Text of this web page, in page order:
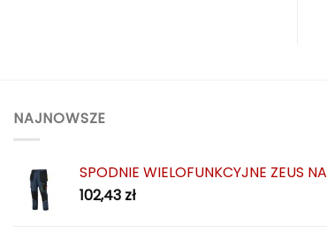
NAJNOWSZE
SPODNIE WIELOFUNKCYJNE ZEUS
102,43 zł